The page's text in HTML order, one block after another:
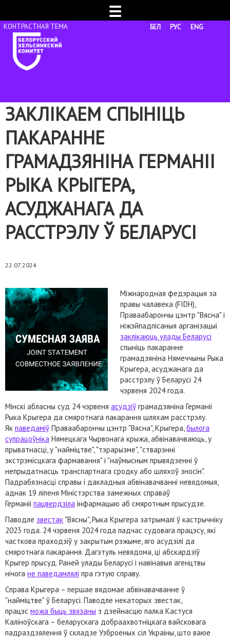
☰
БЕЛ РУС ENG
ЗАКЛІКАЕМ СПЫНІЦЬ
ПАКАРАННЕ
ГРАМАДЗЯНІНА ГЕРМАНІІ
РЫКА КРЫГЕРА,
АСУДЖАНАГА ДА
РАССТРЭЛУ Ў БЕЛАРУСІ
22.07.2024
Міжнародная федэрацыя за
правы чалавека (FIDH),
Праваабарончы цэнтр "Вясна" і
ніжэйпадпісаныя арганізацыі
заклікаюць улады Беларусі
спыніць пакаранне
грамадзяніна Нямеччыны Рыка
Крыгера, асуджанага да
расстрэлу ў Беларусі 24
чэрвеня 2024 года.
Мінскі абласны суд 24 чэрвеня асудзіў грамадзяніна Германіі
Рыка Крыгера да смяротнага пакарання шляхам расстрэлу.
Як паведаміў Праваабарончы цэнтр "Вясна", Крыгера,былога
супрацоўніка Нямецкага Чырвонага крыжа, абвінавачваюць, у
прыватнасці, у "найміцтве", "тэрарызме", "стварэнні
экстрэмісцкага фармавання" і "наўмысным прывядзенні ў
непрыдатнасць транспартнага сродку або шляхоў зносін".
Падрабязнасці справы і дакладныя абвінавачванні невядомыя,
аднак 19 ліпеня Міністэрства замежных справаў
Германіі пацвердзіла інфармацыю аб смяротным прысудзе.
Паводле звестак "Вясны", Рыка Крыгера затрымалі ў кастрычніку
2023 года. 24 чэрвеня 2024 года падчас судовага працэсу, які
часткова праходзіў у закрытым рэжыме, яго асудзілі да
смяротнага пакарання. Дагэтуль невядома, ці абскардзіў
Крыгер прысуд. Раней улады Беларусі і навінавыя агенцтвы
нічога не паведамлялі пра гэтую справу.
Справа Крыгера – першае вядомае абвінавачванне ў
"найміцтве" ў Беларусі. Паводле некаторых звестак,
працэс можа быць звязаны з дзейнасцю палка Кастуся
Каліноўскага – беларускага добраахвотніцкага вайсковага
падраздзялення ў складзе Узброеных сіл Украіны, што ваюе